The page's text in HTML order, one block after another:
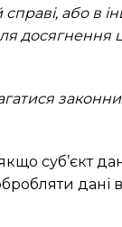
справі, або в
суб’єкт
дані